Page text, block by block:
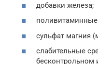
добавки железа;
сульфат магния
слабительные
бесконтрольном